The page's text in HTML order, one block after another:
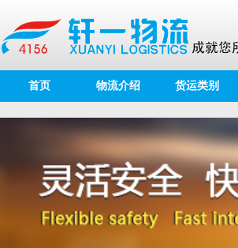
首页 物流介绍 货运类别